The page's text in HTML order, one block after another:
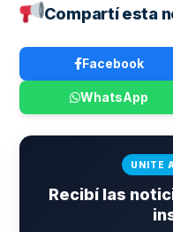
Compartí esta
Facebook
WhatsApp
UNITE
Recibí las